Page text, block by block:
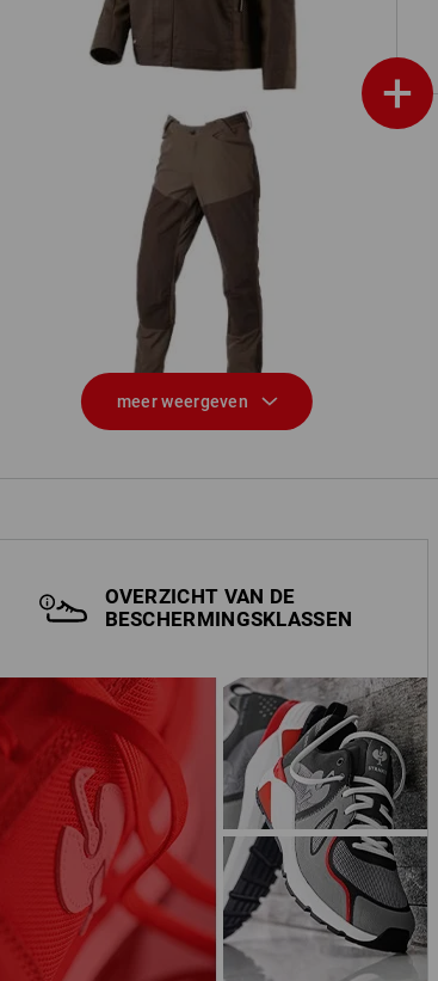
+
Hybrid Functionele broek e.s.trail
meer weergeven
OVERZICHT VAN DE
BESCHERMINGSKLASSEN